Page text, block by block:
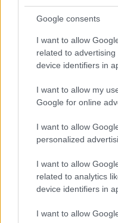
Google consents
I want to allow
related to
device identifiers in
I want to allow my
Google for online
I want to allow
personalized
I want to allow
related to analytics
device identifiers in
I want to allow